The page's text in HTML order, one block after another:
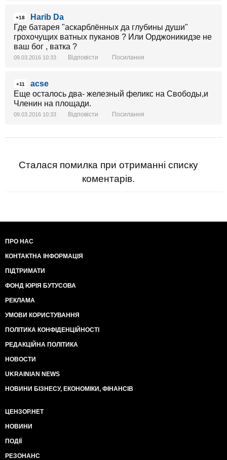
+18
Harib Da
Где батарея "аскарблённых да глубины души"
грохочущих ватных пуканов ? Или Орджоникидзе не
ваш бог , ватка ?
09.03.2016 10:33 Відповісти Посилання
+11
acse
Еще осталось два- железный феликс на Свободы,и
Членин на площади.
09.03.2016 10:33 Відповісти Посилання
Сталася помилка при отриманні списку
коментарів.
ПРО НАС
КОНТАКТНА ІНФОРМАЦІЯ
ПІДТРИМАТИ
ФОНД ЮРІЯ БУТУСОВА
РЕКЛАМА
УМОВИ КОРИСТУВАННЯ
ПОЛІТИКА КОНФІДЕНЦІЙНОСТІ
РЕДАКЦІЙНА ПОЛІТИКА
НОВОСТИ
UKRAINIAN NEWS
НОВИНИ БІЗНЕСУ, ЕКОНОМІКИ, ФІНАНСІВ
ЦЕНЗОР.НЕТ
НОВИНИ
ПОДІЇ
РЕЗОНАНС